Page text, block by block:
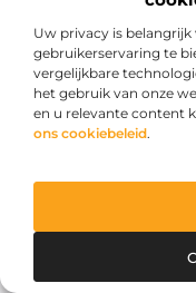
Uw privacy is
gebruikerservaring te
vergelijkbare
het gebruik van onze
en u relevante content
ons cookiebeleid.
waarom het een
dierenvriend. Als je
een te nemen,